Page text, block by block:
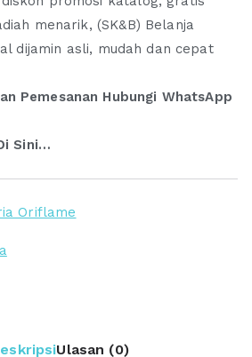
menarik, (SK&B) Belanja
dijamin asli, mudah dan cepat
Pemesanan Hubungi WhatsApp
Sini…
Oriflame
Ulasan (0)